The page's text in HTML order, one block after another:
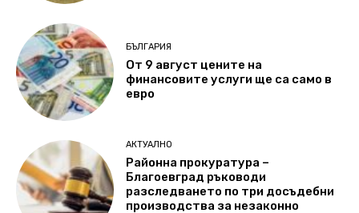
БЪЛГАРИЯ
От 9 август цените на
финансовите услуги ще са само в
евро
АКТУАЛНО
Районна прокуратура –
Благоевград ръководи
разследването по три досъдебни
производства за незаконно